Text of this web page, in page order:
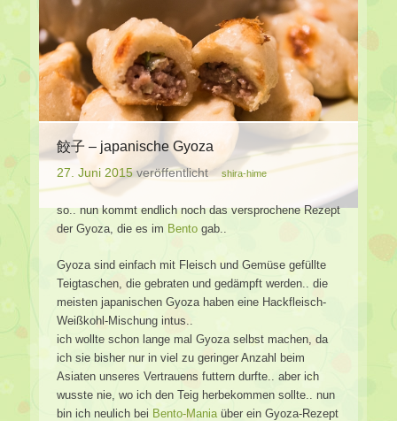
餃子 – japanische Gyoza
27. Juni 2015veröffentlicht shira-hime
so.. nun kommt endlich noch das versprochene Rezept
der Gyoza, die es im Bento gab..
Gyoza sind einfach mit Fleisch und Gemüse gefüllte
Teigtaschen, die gebraten und gedämpft werden.. die
meisten japanischen Gyoza haben eine Hackfleisch-
Weißkohl-Mischung intus..
ich wollte schon lange mal Gyoza selbst machen, da
ich sie bisher nur in viel zu geringer Anzahl beim
Asiaten unseres Vertrauens futtern durfte.. aber ich
wusste nie, wo ich den Teig herbekommen sollte.. nun
bin ich neulich bei Bento-Mania über ein Gyoza-Rezept